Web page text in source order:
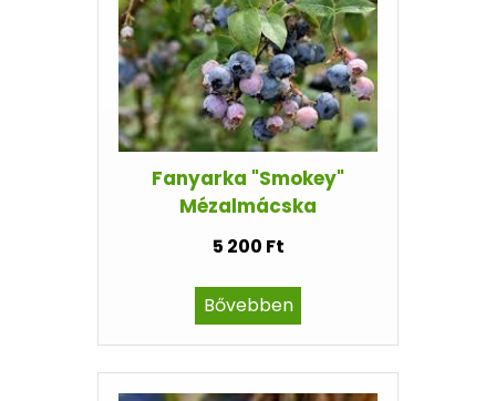
Fanyarka "Smokey"
Mézalmácska
5 200 Ft
Bővebben